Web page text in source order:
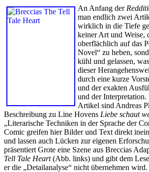
An Anfang der
man endlich zwei
wirklich in die Tiefe
keiner Art und Weise,
oberflächlich auf das
Novel“ zu heben,
kühl und gelassen,
dieser
durch eine kurze
und der exakten
und der
Artikel sind Andreas
Beschreibung zu Line Hovens Liebe schaut
„Literarische Techniken in der Sprache der
Comic greifen hier Bilder und Text direkt
und lassen auch Lücken zur eigenen
präsentiert Grote eine Szene aus Breccias
Tell Tale Heart(Abb. links) und gibt dem
er die „Detailanalyse“ nicht übernehmen wird.